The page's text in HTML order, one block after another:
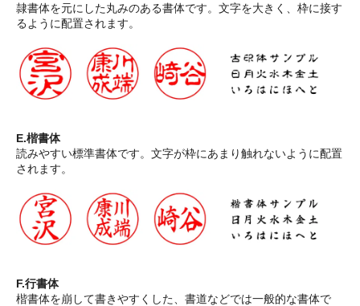
隷書体を元にした丸みのある書体です。文字を大きく、枠に接す
るように配置されます。
E.楷書体
読みやすい標準書体です。文字が枠にあまり触れないように配置
されます。
F.行書体
楷書体を崩して書きやすくした、書道などでは一般的な書体で